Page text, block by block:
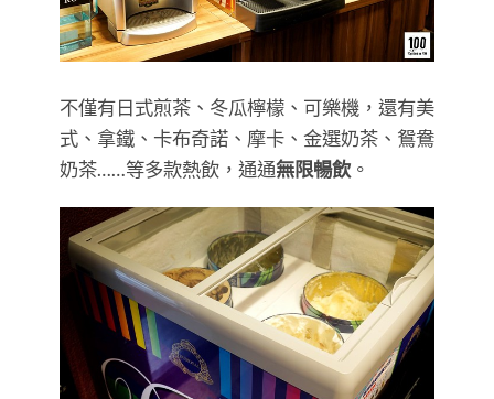
不僅有日式煎茶、冬瓜檸檬、可樂機，還有美
式、拿鐵、卡布奇諾、摩卡、金選奶茶、鴛鴦
奶茶……等多款熱飲，通通無限暢飲 。